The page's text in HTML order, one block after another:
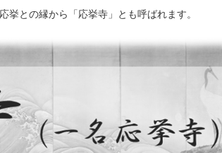
との縁から「応挙寺」とも呼ばれます。